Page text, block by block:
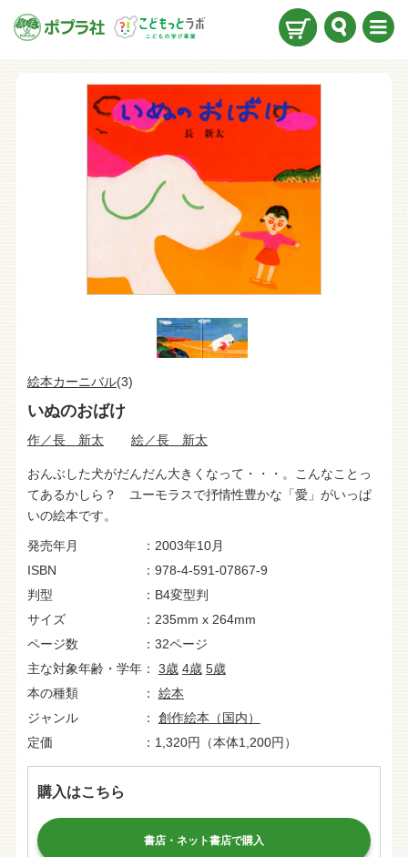
絵本カーニバル(3)
いぬのおばけ
作／長 新太 絵／長 新太
おんぶした犬がだんだん大きくなって・・・。こんなことっ
てあるかしら？ ユーモラスで抒情性豊かな「愛」がいっぱ
いの絵本です。
発売年月
2003年10月
ISBN
978-4-591-07867-9
判型
B4変型判
サイズ
235mm x 264mm
ページ数
32ページ
主な対象年齢・学年
3歳 4歳 5歳
本の種類
絵本
ジャンル
創作絵本（国内）
定価
1,320円（本体1,200円）
購入はこちら
書店・ネット書店で購入